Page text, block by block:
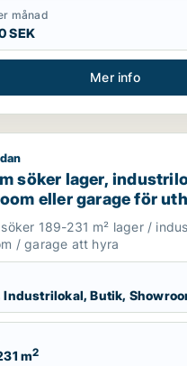
månad
SEK
Mer info
lager, industrilokal,
söker lager,
eller garage för
Väsby, Vallentuna
Bro m.fl.
söker 189-231 m² lager /
/ garage att hyra
Industrilokal, Butik,
m2